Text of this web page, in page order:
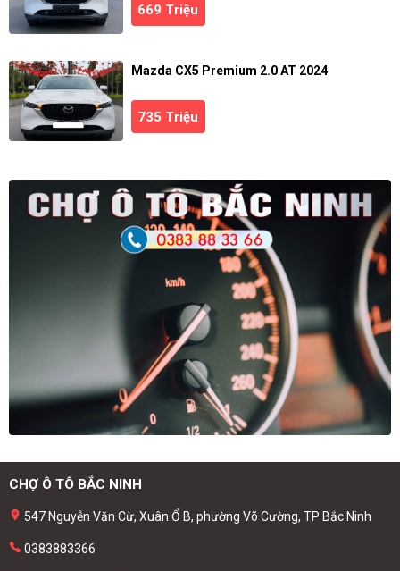
669 Triệu
Mazda CX5 Premium 2.0 AT 2024
735 Triệu
CHỢ Ô TÔ BẮC NINH
547 Nguyễn Văn Cừ, Xuân Ổ B, phường Võ Cường, TP Bắc Ninh
0383883366